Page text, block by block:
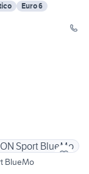
Euro 6
BlueMo